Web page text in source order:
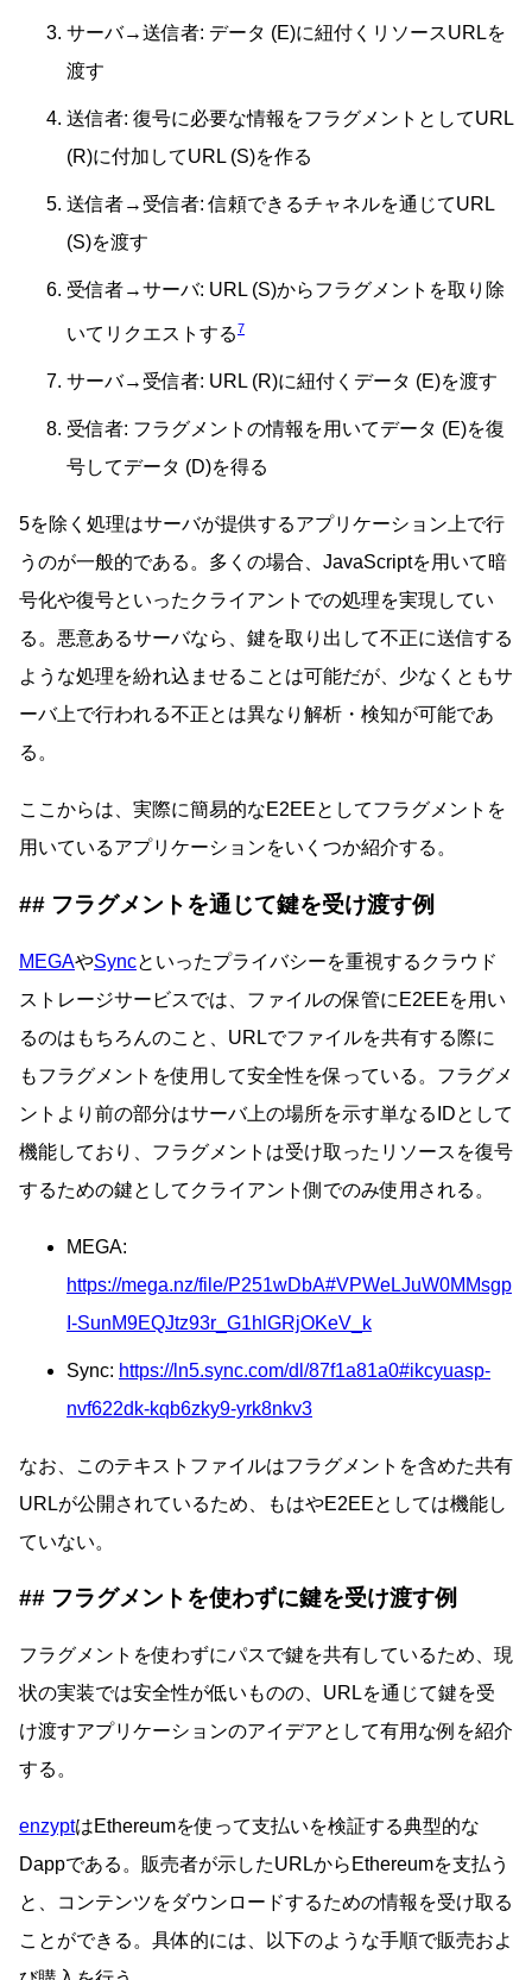
サーバ→送信者: データ (E)に紐付くリソースURLを
渡す
送信者: 復号に必要な情報をフラグメントとしてURL
(R)に付加してURL (S)を作る
送信者→受信者: 信頼できるチャネルを通じてURL
(S)を渡す
受信者→サーバ: URL (S)からフラグメントを取り除
いてリクエストする7
サーバ→受信者: URL (R)に紐付くデータ (E)を渡す
受信者: フラグメントの情報を用いてデータ (E)を復
号してデータ (D)を得る
5を除く処理はサーバが提供するアプリケーション上で行
うのが一般的である。多くの場合、JavaScriptを用いて暗
号化や復号といったクライアントでの処理を実現してい
る。悪意あるサーバなら、鍵を取り出して不正に送信する
ような処理を紛れ込ませることは可能だが、少なくともサ
ーバ上で行われる不正とは異なり解析・検知が可能であ
る。
ここからは、実際に簡易的なE2EEとしてフラグメントを
用いているアプリケーションをいくつか紹介する。
フラグメントを通じて鍵を受け渡す例
MEGAやSyncといったプライバシーを重視するクラウド
ストレージサービスでは、ファイルの保管にE2EEを用い
るのはもちろんのこと、URLでファイルを共有する際に
もフラグメントを使用して安全性を保っている。フラグメ
ントより前の部分はサーバ上の場所を示す単なるIDとして
機能しており、フラグメントは受け取ったリソースを復号
するための鍵としてクライアント側でのみ使用される。
MEGA:
https://mega.nz/file/P251wDbA#VPWeLJuW0MMsgp
I-SunM9EQJtz93r_G1hlGRjOKeV_k
Sync: https://ln5.sync.com/dl/87f1a81a0#ikcyuasp-
nvf622dk-kqb6zky9-yrk8nkv3
なお、このテキストファイルはフラグメントを含めた共有
URLが公開されているため、もはやE2EEとしては機能し
ていない。
フラグメントを使わずに鍵を受け渡す例
フラグメントを使わずにパスで鍵を共有しているため、現
状の実装では安全性が低いものの、URLを通じて鍵を受
け渡すアプリケーションのアイデアとして有用な例を紹介
する。
enzyptはEthereumを使って支払いを検証する典型的な
Dappである。販売者が示したURLからEthereumを支払う
と、コンテンツをダウンロードするための情報を受け取る
ことができる。具体的には、以下のような手順で販売およ